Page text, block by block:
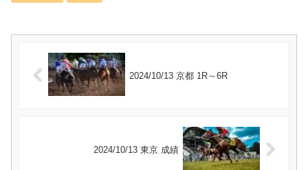
2024/10/13 京都 1R～6R
2024/10/13 東京 成績